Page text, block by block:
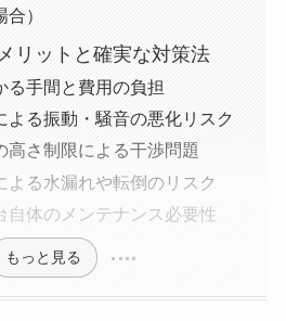
）
リットと確実な対策法
る手間と費用の負担
よる振動・騒音の悪化リスク
高さ制限による干渉問題
よる水漏れや転倒のリスク
自体のメンテナンス必要性
もっと見る